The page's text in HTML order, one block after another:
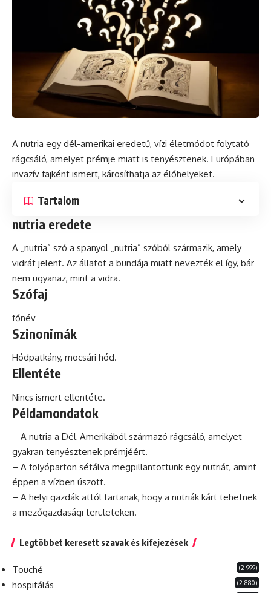
A nutria egy dél-amerikai eredetű, vízi életmódot folytató
rágcsáló, amelyet prémje miatt is tenyésztenek. Európában
invazív fajként ismert, károsíthatja az élőhelyeket.
Tartalom
nutria eredete
A „nutria” szó a spanyol „nutria” szóból származik, amely
vidrát jelent. Az állatot a bundája miatt nevezték el így, bár
nem ugyanaz, mint a vidra.
Szófaj
főnév
Szinonimák
Hódpatkány, mocsári hód.
Ellentéte
Nincs ismert ellentéte.
Példamondatok
– A nutria a Dél-Amerikából származó rágcsáló, amelyet
gyakran tenyésztenek prémjéért.
– A folyóparton sétálva megpillantottunk egy nutriát, amint
éppen a vízben úszott.
– A helyi gazdák attól tartanak, hogy a nutriák kárt tehetnek
a mezőgazdasági területeken.
Legtöbbet keresett szavak és kifejezések
Touché (2 999)
hospitálás (2 880)